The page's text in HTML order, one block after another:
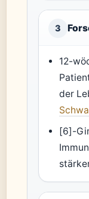
3
12-
der
[6]-